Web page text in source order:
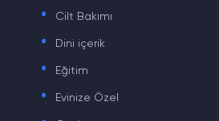
Cilt Bakımı
. Dini içerik
. Eğitim
. Evinize Özel
.